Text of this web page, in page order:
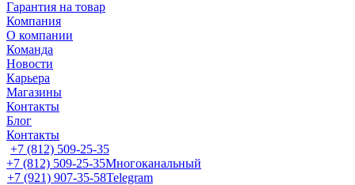
Гарантия на товар
Компания
О компании
Команда
Новости
Карьера
Магазины
Контакты
Блог
Контакты
+7 (812) 509-25-35
+7 (812) 509-25-35Многоканальный
+7 (921) 907-35-58Telegram